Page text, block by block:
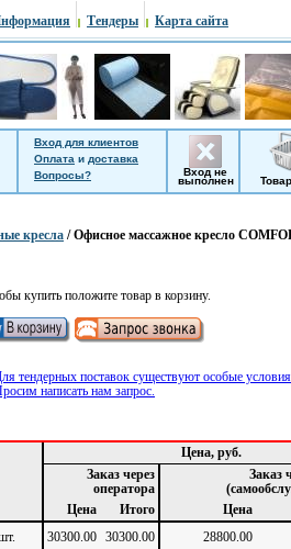
Тендеры Карта сайта
Вход не
выполнен
Вход для клиентов
Оплата и доставка
Вопросы?
кресла / Офисное массажное кресло
купить положите товар в корзину.
тендерных поставок существуют особые
написать нам запрос.
Цена, руб.
Заказ через
оператора
Заказ
Цена
Итого Цена
30300.00 30300.00 28800.00